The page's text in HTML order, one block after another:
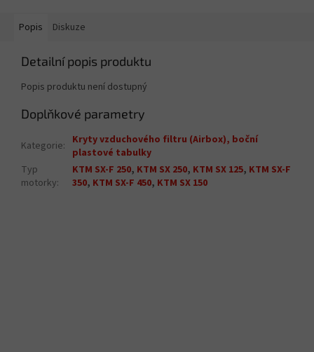
Popis Diskuze
Detailní popis produktu
Popis produktu není dostupný
Doplňkové parametry
Kategorie: Kryty vzduchového filtru (Airbox), boční
plastové tabulky
Typ
motorky:
KTM SX-F 250, KTM SX 250, KTM SX 125, KTM SX-F
350, KTM SX-F 450, KTM SX 150